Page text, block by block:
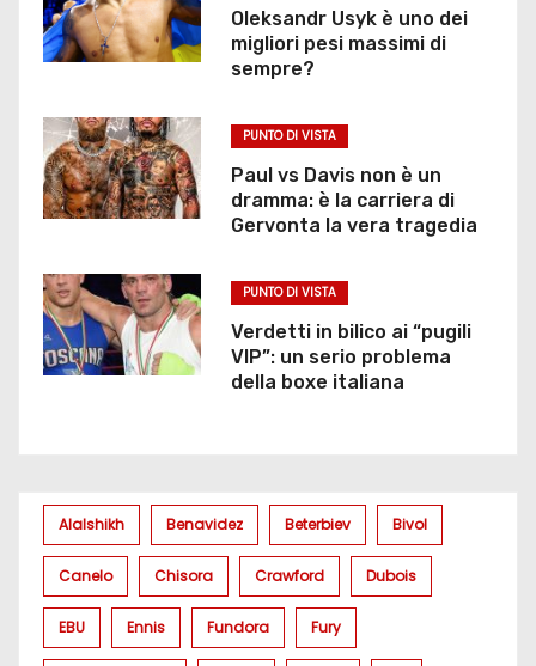
Oleksandr Usyk è uno dei
migliori pesi massimi di
sempre?
PUNTO DI VISTA
Paul vs Davis non è un
dramma: è la carriera di
Gervonta la vera tragedia
PUNTO DI VISTA
Verdetti in bilico ai “pugili
VIP”: un serio problema
della boxe italiana
Alalshikh Benavidez Beterbiev Bivol
Canelo Chisora Crawford Dubois
EBU Ennis Fundora Fury